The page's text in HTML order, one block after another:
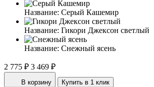
Название: Серый Кашемир
Название: Гикори Джексон светлый
Название: Снежный ясень
2 775 ₽ 3 469 ₽
В корзину Купить в 1 клик